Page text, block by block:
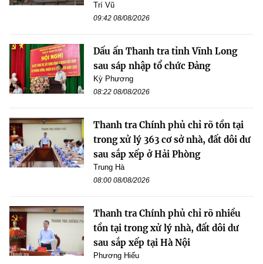
Trí Vũ
09:42 08/08/2026
Dấu ấn Thanh tra tỉnh Vĩnh Long
sau sáp nhập tổ chức Đảng
Kỳ Phương
08:22 08/08/2026
Thanh tra Chính phủ chỉ rõ tồn tại
trong xử lý 363 cơ sở nhà, đất dôi dư
sau sắp xếp ở Hải Phòng
Trung Hà
08:00 08/08/2026
Thanh tra Chính phủ chỉ rõ nhiều
tồn tại trong xử lý nhà, đất dôi dư
sau sắp xếp tại Hà Nội
Phương Hiếu